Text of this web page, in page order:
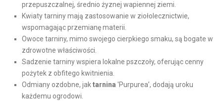
przepuszczalnej, średnio żyznej wapiennej ziemi.
Kwiaty tarniny mają zastosowanie w ziołolecznictwie,
wspomagając przemianę materii.
Owoce tarniny, mimo swojego cierpkiego smaku, są bogate w
zdrowotne właściwości.
Sadzenie tarniny wspiera lokalne pszczoły, oferując cenny
pożytek z obfitego kwitnienia.
Odmiany ozdobne, jaktarnina 'Purpurea’, dodają uroku
każdemu ogrodowi.